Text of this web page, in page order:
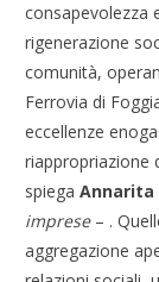
consapevolezza
rigenerazione
comunità,
Ferrovia di
eccellenze
riappropriazione
spiegaAnnarita
imprese– .
aggregazione